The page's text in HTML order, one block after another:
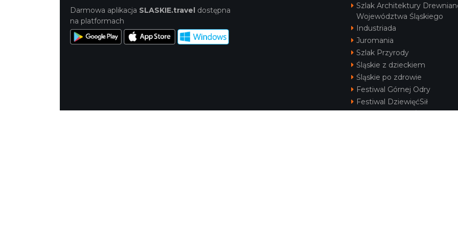
Darmowa aplikacja SLASKIE.travel dostępna
na platformach
Szlak Architektury
Województwa Śląskiego
Industriada
Juromania
Szlak Przyrody
Śląskie z dzieckiem
Śląskie po zdrowie
Festiwal Górnej Odry
Festiwal DziewięćSił